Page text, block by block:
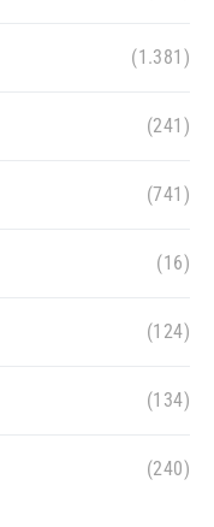
(1.381)
(241)
(741)
(16)
(124)
(134)
(240)